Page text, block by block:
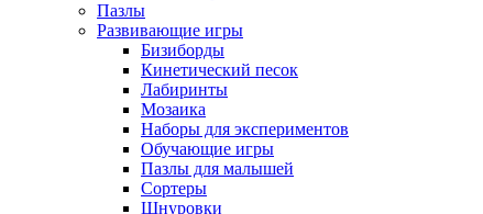
Пазлы
Развивающие игры
Бизиборды
Кинетический песок
Лабиринты
Мозаика
Наборы для экспериментов
Обучающие игры
Пазлы для малышей
Сортеры
Шнуровки